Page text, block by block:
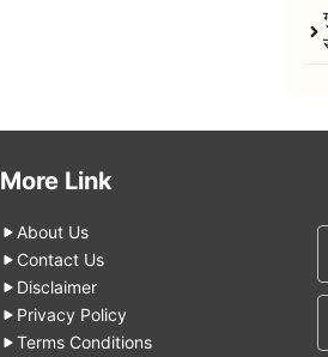
More Link
About Us
Contact Us
Disclaimer
Privacy Policy
Terms Conditions